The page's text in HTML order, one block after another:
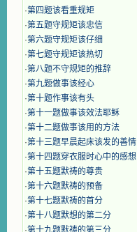
·第四题该看重规矩
·第五题守规矩该忠信
·第六题守规矩该仔细
·第七题守规矩该热切
·第八题不守规矩的推辞
·第九题做事该经心
·第十题作事该有头
·第十一题做事该效法耶稣
·第十二题做事该用的方法
·第十三题早晨起床该发的善情
·第十四题穿衣服时心中的感想
·第十五题默祷的尊贵
·第十六题默祷的预备
·第十七题默祷的首分
·第十八题默想的第二分
·第十九题默祷的第三分